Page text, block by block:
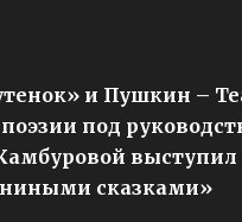
и Пушкин –
под
выступил
сказками»